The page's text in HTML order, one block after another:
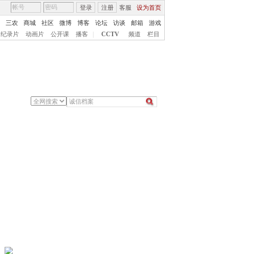
客服 设为首页
登录 注册
三农 商城 社区 微博 博客 论坛 访谈 邮箱
游戏
纪录片 动画片 公开课 播客 CCTV 频道 栏目